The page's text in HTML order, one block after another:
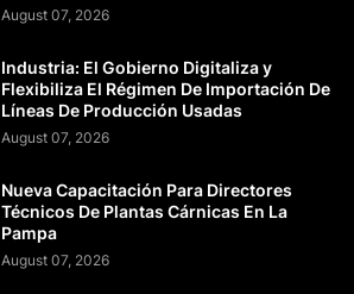
August 07, 2026
Industria: El Gobierno Digitaliza y
Flexibiliza El Régimen De Importación De
Líneas De Producción Usadas
August 07, 2026
Nueva Capacitación Para Directores
Técnicos De Plantas Cárnicas En La
Pampa
August 07, 2026